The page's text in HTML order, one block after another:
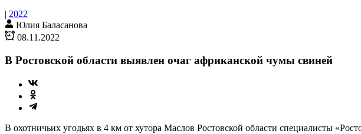
| 2022
Юлия Баласанова
08.11.2022
В Ростовской области выявлен очаг африканской чумы свиней
В охотничьих угодьях в 4 км от хутора Маслов Ростовской области специалисты